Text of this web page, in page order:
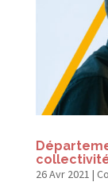
26 Avr 2021 |